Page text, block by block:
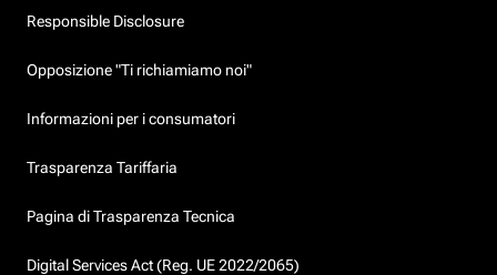
Responsible Disclosure
Opposizione "Ti richiamiamo noi"
Informazioni per i consumatori
Trasparenza Tariffaria
Pagina di Trasparenza Tecnica
Digital Services Act (Reg. UE 2022/2065)